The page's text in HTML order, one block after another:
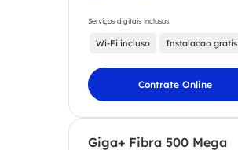
Serviços digitais inclusos
Wi-Fi incluso Instalacao gratis
Contrate Online
Giga+ Fibra 500 Mega